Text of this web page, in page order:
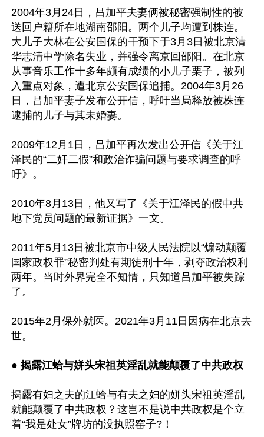
2004年3月24日，吕加平夫妻俩被秘密强制性的被
送回户籍所在地湖南邵阳。两个儿子均遭到株连。
大儿子大林在公安国保的干预下于3月3日被北京清
华志清中学除名失业，并强令离京回邵阳。在北京
从事音乐工作十多年颇有成绩的小儿子栗子，被列
入重点对象，遭北京公安国保追捕。2004年3月26
日，吕加平妻子发布公开信，呼吁当局释放被株连
逮捕的儿子与其未婚妻。
2009年12月1日，吕加平再次发出公开信《关于江
泽民的“二奸二假”和政治诈骗问题与要求调查的呼
吁》。
2010年8月13日，他又写了《关于江泽民的假中共
地下党员问题的最新证据》一文。
2011年5月13日被北京市中级人民法院以“煽动颠覆
国家政权罪”秘密判处有期徒刑十年，剥夺政治权利
两年。当时外界完全不知情，只知道吕加平被失踪
了。
2015年2月保外就医。2021年3月11日因病在北京去
世。
● 揭露江蛤与姘头宋祖英淫乱就能颠覆了中共政权
揭露有妇之夫的江蛤与有夫之妇的姘头宋祖英淫乱
就能颠覆了中共政权？这岂不是说中共政权是个立
着“我是处女”牌坊的没执照窑子?！